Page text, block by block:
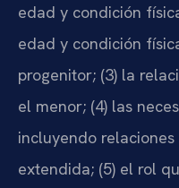
edad y condición
edad y condición
progenitor; (3) la
el menor; (4) las
incluyendo
extendida; (5) el rol